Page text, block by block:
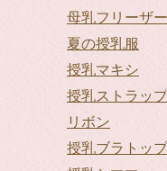
母乳フリーザー
夏の授乳服
授乳マキシ
授乳ストラッ
リボン
授乳ブラトップ